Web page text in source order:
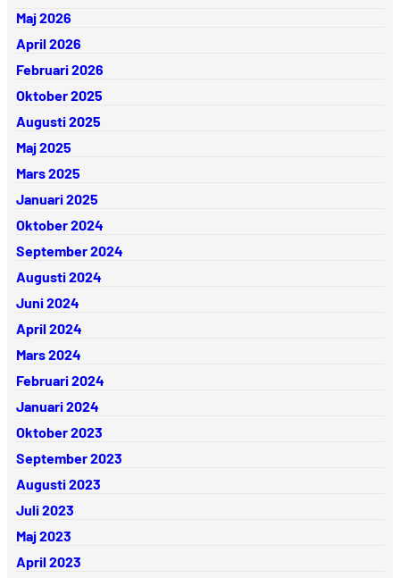
Maj 2026
April 2026
Februari 2026
Oktober 2025
Augusti 2025
Maj 2025
Mars 2025
Januari 2025
Oktober 2024
September 2024
Augusti 2024
Juni 2024
April 2024
Mars 2024
Februari 2024
Januari 2024
Oktober 2023
September 2023
Augusti 2023
Juli 2023
Maj 2023
April 2023